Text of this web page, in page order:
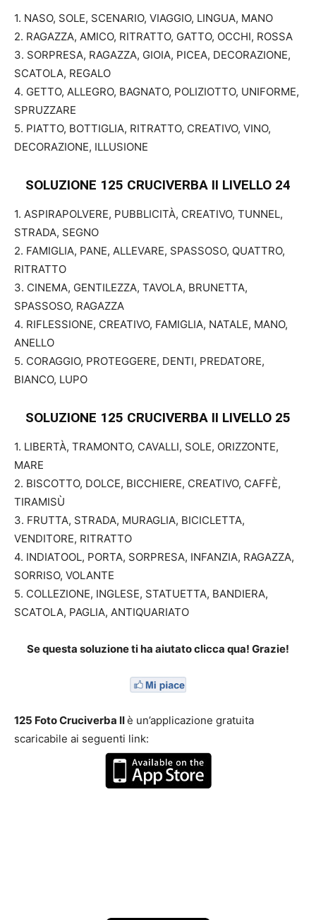
1. NASO, SOLE, SCENARIO, VIAGGIO, LINGUA, MANO
2. RAGAZZA, AMICO, RITRATTO, GATTO, OCCHI, ROSSA
3. SORPRESA, RAGAZZA, GIOIA, PICEA, DECORAZIONE,
SCATOLA, REGALO
4. GETTO, ALLEGRO, BAGNATO, POLIZIOTTO, UNIFORME,
SPRUZZARE
5. PIATTO, BOTTIGLIA, RITRATTO, CREATIVO, VINO,
DECORAZIONE, ILLUSIONE
SOLUZIONE 125 CRUCIVERBA II LIVELLO 24
1. ASPIRAPOLVERE, PUBBLICITÀ, CREATIVO, TUNNEL,
STRADA, SEGNO
2. FAMIGLIA, PANE, ALLEVARE, SPASSOSO, QUATTRO,
RITRATTO
3. CINEMA, GENTILEZZA, TAVOLA, BRUNETTA,
SPASSOSO, RAGAZZA
4. RIFLESSIONE, CREATIVO, FAMIGLIA, NATALE, MANO,
ANELLO
5. CORAGGIO, PROTEGGERE, DENTI, PREDATORE,
BIANCO, LUPO
SOLUZIONE 125 CRUCIVERBA II LIVELLO 25
1. LIBERTÀ, TRAMONTO, CAVALLI, SOLE, ORIZZONTE,
MARE
2. BISCOTTO, DOLCE, BICCHIERE, CREATIVO, CAFFÈ,
TIRAMISÙ
3. FRUTTA, STRADA, MURAGLIA, BICICLETTA,
VENDITORE, RITRATTO
4. INDIATOOL, PORTA, SORPRESA, INFANZIA, RAGAZZA,
SORRISO, VOLANTE
5. COLLEZIONE, INGLESE, STATUETTA, BANDIERA,
SCATOLA, PAGLIA, ANTIQUARIATO
Se questa soluzione ti ha aiutato clicca qua! Grazie!
125 Foto Cruciverba IIè un’applicazione gratuita
scaricabile ai seguenti link: